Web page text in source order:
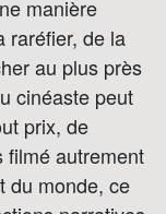
manière
raréfier, de la
au plus près
cinéaste peut
prix, de
filmé autrement
du monde, ce